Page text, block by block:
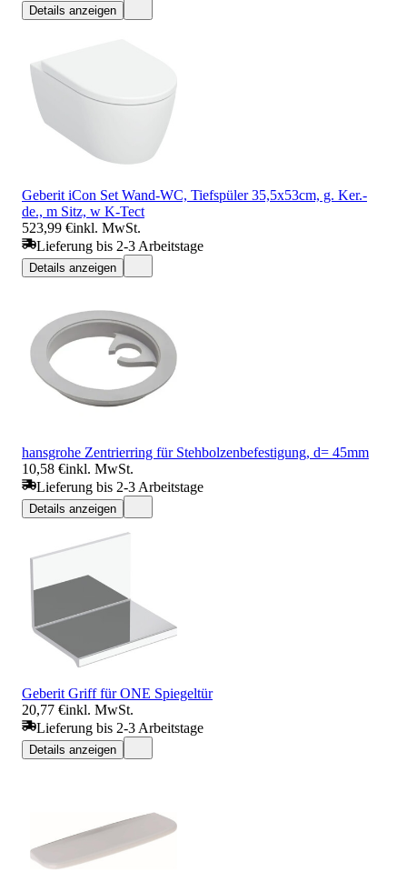
Details anzeigen
Geberit iCon Set Wand-WC, Tiefspüler 35,5x53cm, g. Ker.-
de., m Sitz, w K-Tect
523,99 €inkl. MwSt.
Lieferung bis 2-3 Arbeitstage
Details anzeigen
hansgrohe Zentrierring für Stehbolzenbefestigung, d= 45mm
10,58 €inkl. MwSt.
Lieferung bis 2-3 Arbeitstage
Details anzeigen
Geberit Griff für ONE Spiegeltür
20,77 €inkl. MwSt.
Lieferung bis 2-3 Arbeitstage
Details anzeigen